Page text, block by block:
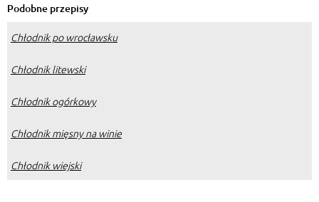
Podobne przepisy
Chłodnik po wrocławsku
Chłodnik litewski
Chłodnik ogórkowy
Chłodnik mięsny na winie
Chłodnik wiejski